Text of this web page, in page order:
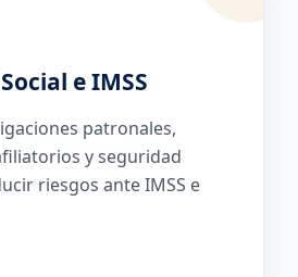
e IMSS
patronales,
y seguridad
riesgos ante IMSS e